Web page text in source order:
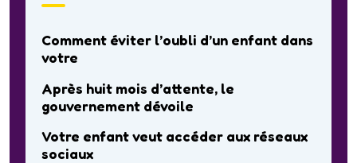
Comment éviter l’oubli d’un enfant dans
votre
Après huit mois d’attente, le
gouvernement dévoile
Votre enfant veut accéder aux réseaux
sociaux